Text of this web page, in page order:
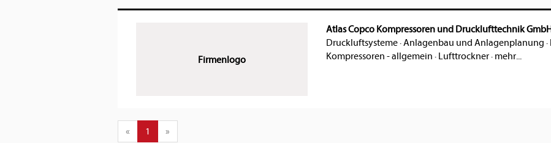
Firmenlogo
Atlas Copco Kompressoren und Drucklufttechnik
Druckluftsysteme·Anlagenbau und Anlagenplanung ·
Kompressoren - allgemein · Lufttrockner· mehr...
« 1 »